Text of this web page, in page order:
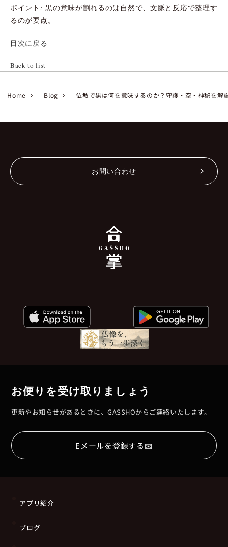
ポイント: 黒の意味が割れるのは自然で、文脈と反応で整理す
るのが要点。
目次に戻る
Back to list
Home Blog 仏教で黒は何を意味するのか？守護・空・神秘を解
お問い合わせ
お便りを受け取りましょう
更新やお知らせがあるときに、GASSHOからご連絡いたします。
Eメールを登録する✉
アプリ紹介
ブログ